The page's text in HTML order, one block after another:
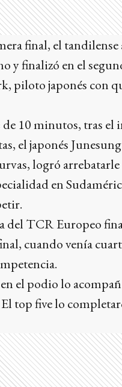
final, el
y finalizó en el
piloto japonés con
10 minutos, tras
el japonés
logró
en
del TCR Europeo
cuando venía
el podio lo
top five lo